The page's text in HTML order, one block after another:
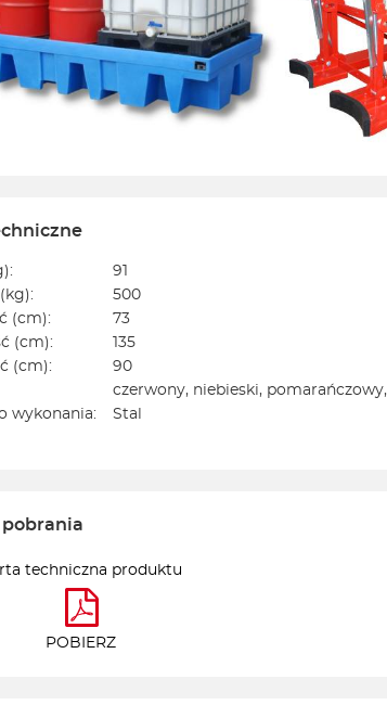
91
500
(cm):
73
(cm):
135
(cm):
90
czerwony, niebieski,
wykonania:
Stal
pobrania
techniczna produktu
POBIERZ